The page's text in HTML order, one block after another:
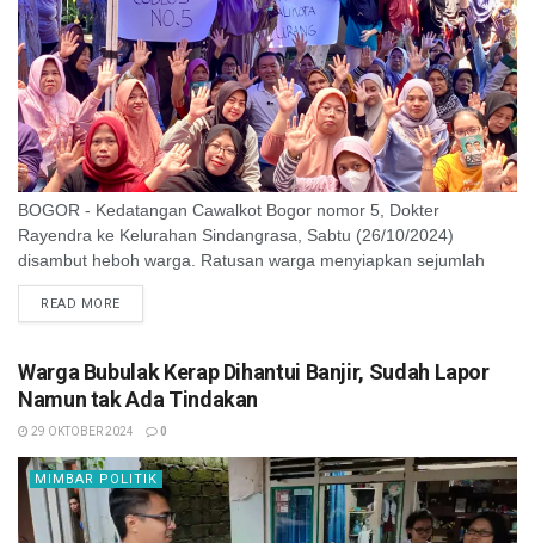
BOGOR - Kedatangan Cawalkot Bogor nomor 5, Dokter
Rayendra ke Kelurahan Sindangrasa, Sabtu (26/10/2024)
disambut heboh warga. Ratusan warga menyiapkan sejumlah
kertas karton bertulis tangan. "Pasti Coblos Nomor 5!," dan ...
READ MORE
Warga Bubulak Kerap Dihantui Banjir, Sudah Lapor
Namun tak Ada Tindakan
29 OKTOBER 2024 0
MIMBAR POLITIK